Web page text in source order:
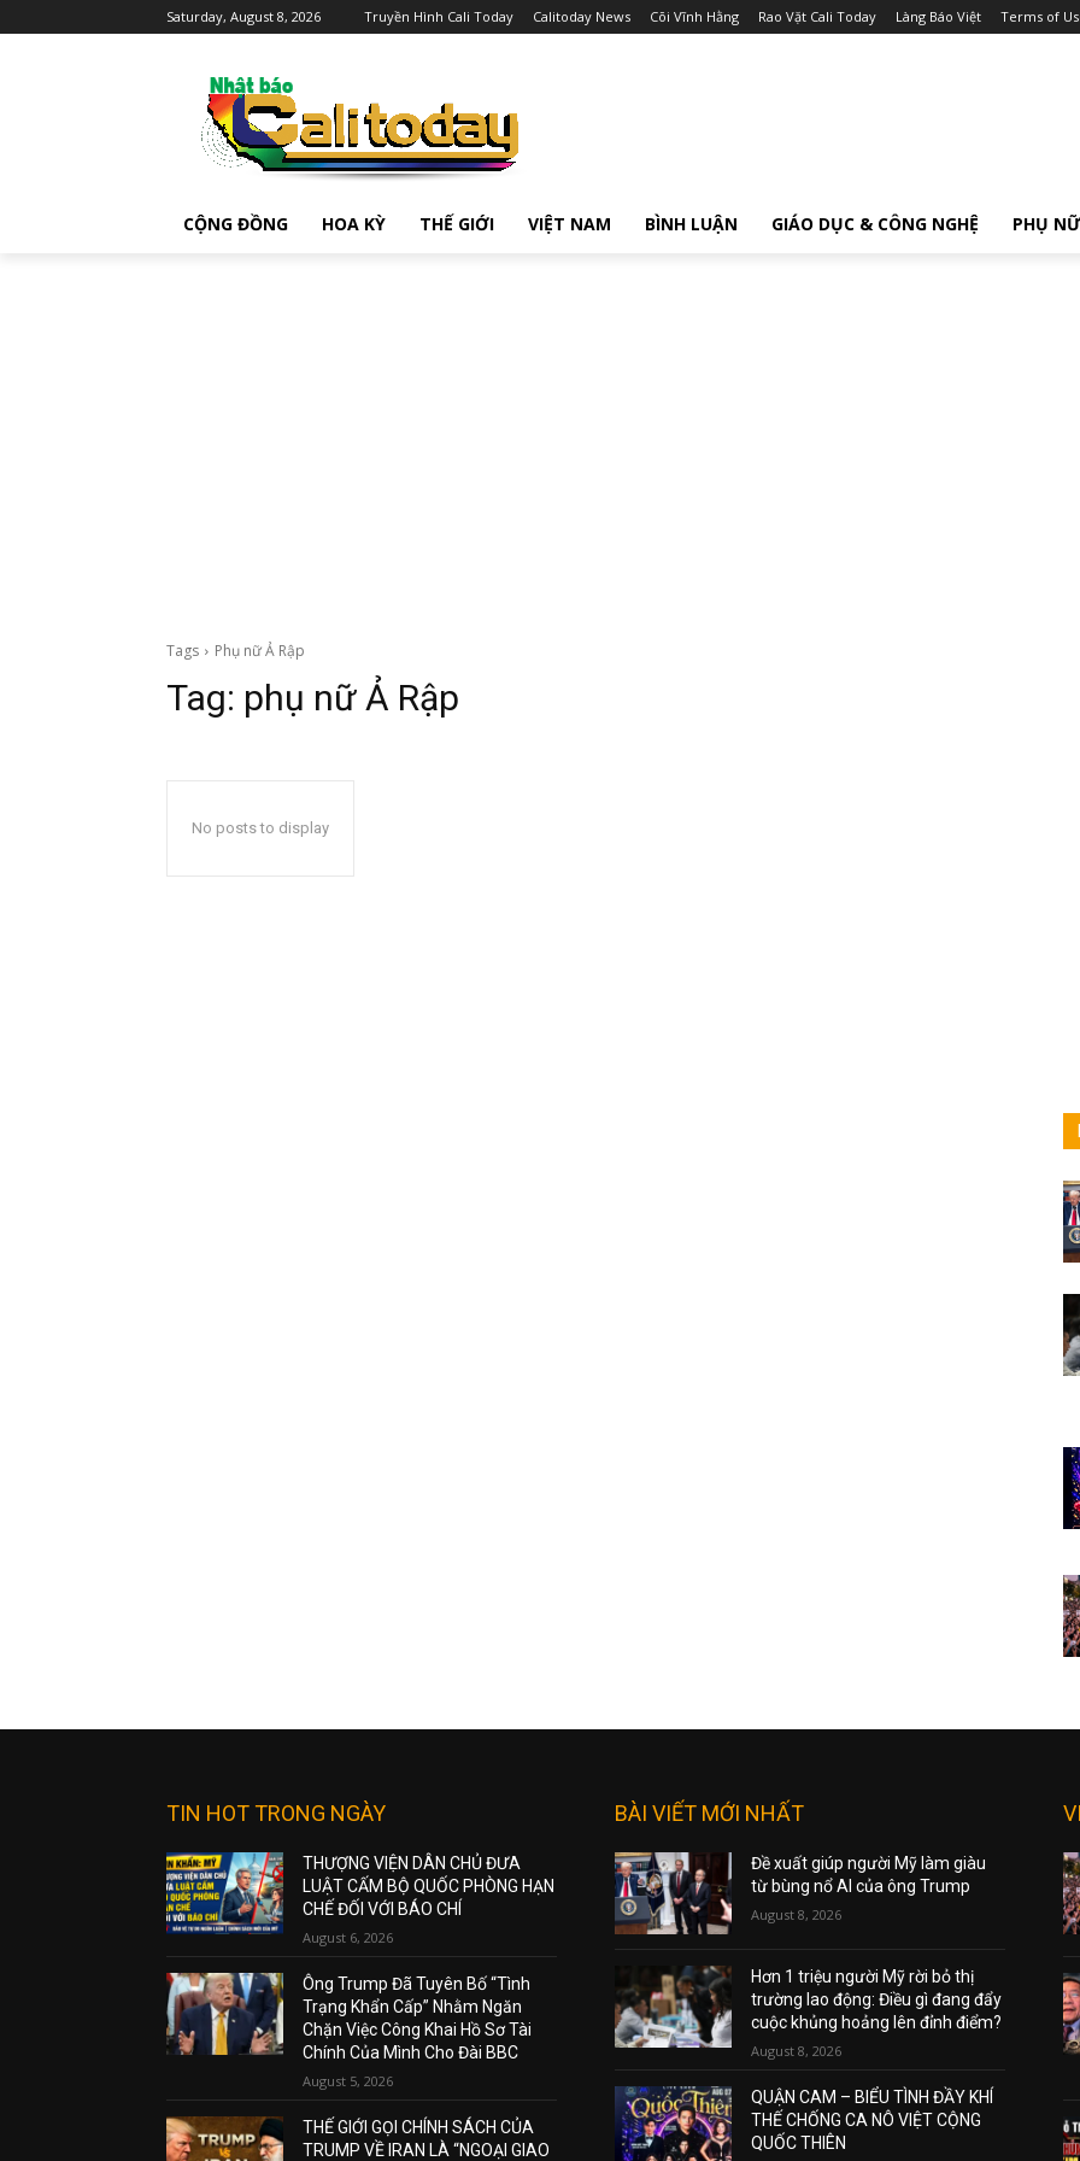
Saturday, August 8, 2026 Truyền Hình Cali Today Calitoday News Cõi Vĩnh Hằng Rao Vặt Cali Today Làng Báo Việt Terms of
CỘNG ĐỒNG HOA KỲ THẾ GIỚI VIỆT NAM BÌNH LUẬN GIÁO DỤC & CÔNG NGHỆ PHỤ NỮ
Tags Phụ nữ Ả Rập
Tag: phụ nữ Ả Rập
No posts to display
TIN HOT TRONG NGÀY
THƯỢNG VIỆN DÂN CHỦ ĐƯA
LUẬT CẤM BỘ QUỐC PHÒNG HẠN
CHẾ ĐỐI VỚI BÁO CHÍ
August 6, 2026
Ông Trump Đã Tuyên Bố “Tình
Trạng Khẩn Cấp” Nhằm Ngăn
Chặn Việc Công Khai Hồ Sơ Tài
Chính Của Mình Cho Đài BBC
August 5, 2026
THẾ GIỚI GỌI CHÍNH SÁCH CỦA
TRUMP VỀ IRAN LÀ “NGOẠI GIAO
BÀI VIẾT MỚI NHẤT
Đề xuất giúp người Mỹ làm giàu
từ bùng nổ AI của ông Trump
August 8, 2026
Hơn 1 triệu người Mỹ rời bỏ thị
trường lao động: Điều gì đang đẩy
cuộc khủng hoảng lên đỉnh điểm?
August 8, 2026
QUẬN CAM – BIỂU TÌNH ĐẦY KHÍ
THẾ CHỐNG CA NÔ VIỆT CỘNG
QUỐC THIÊN